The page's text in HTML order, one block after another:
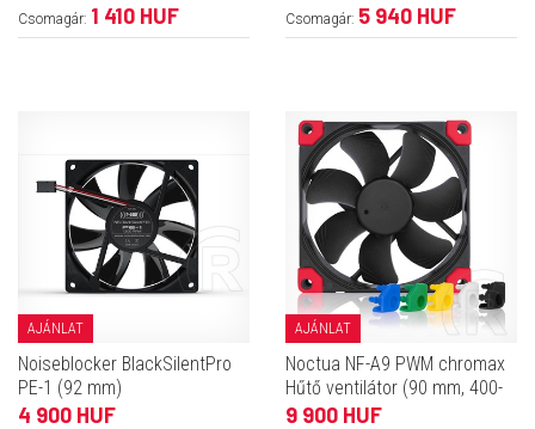
Csomagár: 1 410 HUF Csomagár: 5 940 HUF
AJÁNLAT
Noiseblocker BlackSilentPro
PE-1 (92 mm)
4 900 HUF
AJÁNLAT
Noctua NF-A9 PWM chromax
Hűtő ventilátor (90 mm, 400-
2000 rpm, 7,3 dB - 22,8 dB)
9 900 HUF